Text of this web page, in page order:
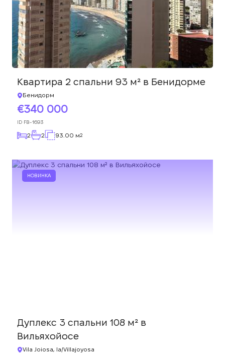
Квартира 2 спальни 93 м² в Бенидорме
Бенидорм
340 000
ID FB-1693
2 2 93.00 м2
НОВИНКА
Дуплекс 3 спальни 108 м² в
Вильяхойосе
Vila Joiosa, la/Villajoyosa